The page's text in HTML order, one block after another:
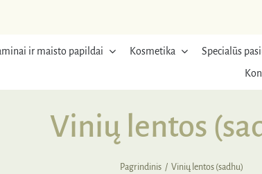
ir maisto papildai Kosmetika Specialūs
Vinių lentos
Pagrindinis Vinių lentos (sadhu)